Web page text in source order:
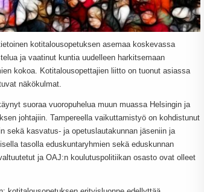
kotitalousopetuksen asemaa koskevassa
ja vaatinut kuntia uudelleen harkitsemaan
kokoa. Kotitalousopettajien liitto on tuonut asiassa
näkökulmat.
suoraa vuoropuhelua muun muassa Helsingin ja
johtajiin. Tampereella vaikuttamistyö on kohdistunut
sekä kasvatus- ja opetuslautakunnan jäseniin ja
tasolla eduskuntaryhmien sekä eduskunnan
ja OAJ:n koulutuspolitiikan osasto ovat olleet